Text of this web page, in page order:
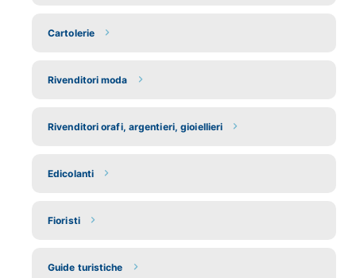
Cartolerie
Rivenditori moda
Rivenditori orafi, argentieri, gioiellieri
Edicolanti
Fioristi
Guide turistiche